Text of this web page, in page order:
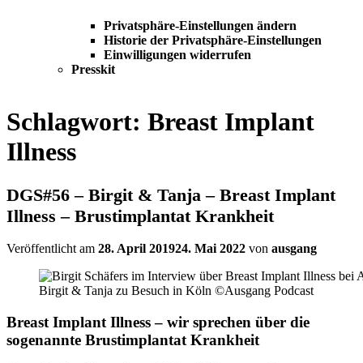
Privatsphäre-Einstellungen ändern
Historie der Privatsphäre-Einstellungen
Einwilligungen widerrufen
Presskit
Schlagwort: Breast Implant
Illness
DGS#56 – Birgit & Tanja – Breast Implant
Illness – Brustimplantat Krankheit
Veröffentlicht am 28. April 201924. Mai 2022 von ausgang
Birgit & Tanja zu Besuch in Köln ©Ausgang Podcast
Breast Implant Illness – wir sprechen über die
sogenannte Brustimplantat Krankheit